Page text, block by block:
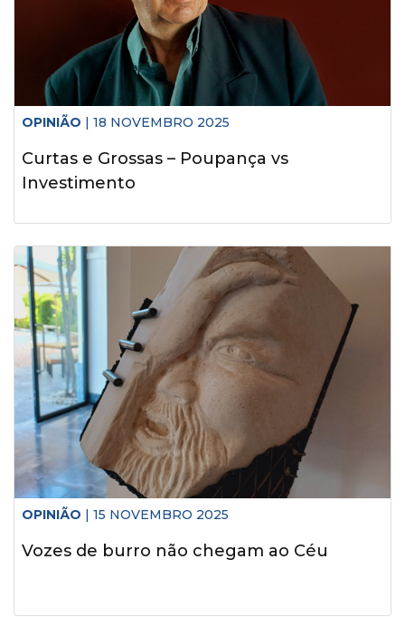
OPINIÃO | 18 NOVEMBRO 2025
Curtas e Grossas – Poupança vs
Investimento
OPINIÃO | 15 NOVEMBRO 2025
Vozes de burro não chegam ao Céu